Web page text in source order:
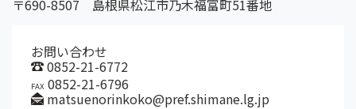
〒690-8507 島根県松江市乃木福富町51番地
お問い合わせ
0852-21-6772
FAX 0852-21-6796
matsuenorinkoko@pref.shimane.lg.jp